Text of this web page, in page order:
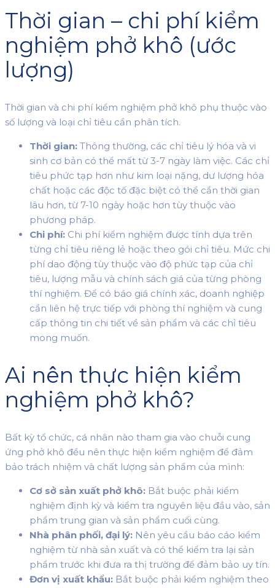
Thời gian – chi phí kiểm
nghiệm phở khô (ước
lượng)
Thời gian và chi phí kiểm nghiệm phở khô phụ thuộc vào
số lượng và loại chỉ tiêu cần phân tích.
Thời gian: Thông thường, các chỉ tiêu lý hóa và vi
sinh cơ bản có thể mất từ 3-7 ngày làm việc. Các chỉ
tiêu phức tạp hơn như kim loại nặng, dư lượng hóa
chất hoặc các độc tố đặc biệt có thể cần thời gian
lâu hơn, từ 7-10 ngày hoặc hơn tùy thuộc vào
phương pháp.
Chi phí: Chi phí kiểm nghiệm được tính dựa trên
từng chỉ tiêu riêng lẻ hoặc theo gói chỉ tiêu. Mức chi
phí dao động tùy thuộc vào độ phức tạp của chỉ
tiêu, lượng mẫu và chính sách giá của từng phòng
thí nghiệm. Để có báo giá chính xác, doanh nghiệp
cần liên hệ trực tiếp với phòng thí nghiệm và cung
cấp thông tin chi tiết về sản phẩm và các chỉ tiêu
mong muốn.
Ai nên thực hiện kiểm
nghiệm phở khô?
Bất kỳ tổ chức, cá nhân nào tham gia vào chuỗi cung
ứng phở khô đều nên thực hiện kiểm nghiệm để đảm
bảo trách nhiệm và chất lượng sản phẩm của mình:
Cơ sở sản xuất phở khô: Bắt buộc phải kiểm
nghiệm định kỳ và kiểm tra nguyên liệu đầu vào, sản
phẩm trung gian và sản phẩm cuối cùng.
Nhà phân phối, đại lý: Nên yêu cầu báo cáo kiểm
nghiệm từ nhà sản xuất và có thể kiểm tra lại sản
phẩm trước khi đưa ra thị trường để đảm bảo uy tín.
Đơn vị xuất khẩu: Bắt buộc phải kiểm nghiệm theo